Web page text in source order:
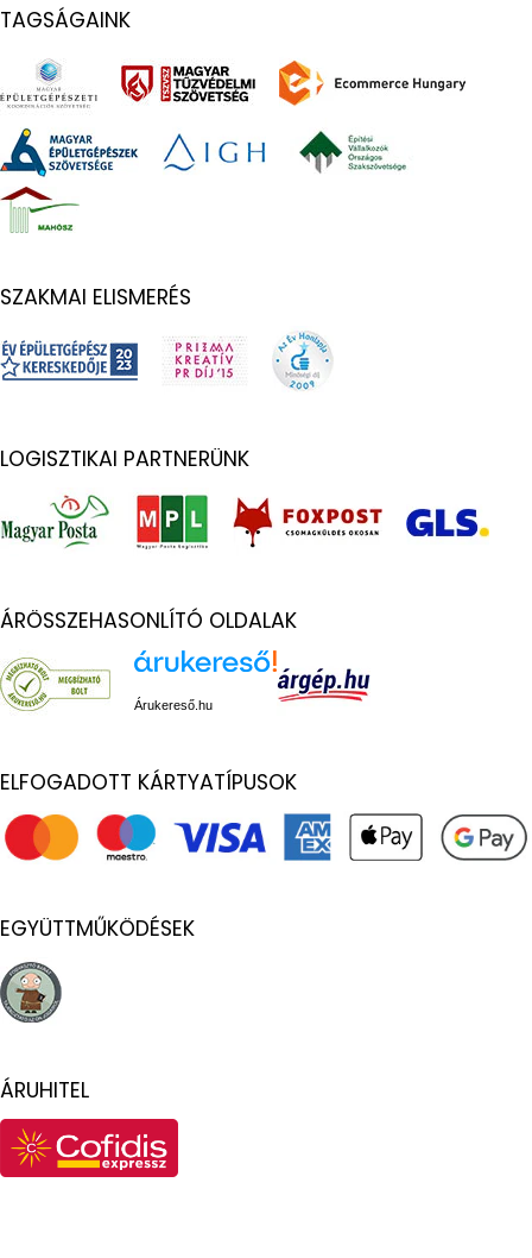
TAGSÁGAINK
SZAKMAI ELISMERÉS
LOGISZTIKAI PARTNERÜNK
ÁRÖSSZEHASONLÍTÓ OLDALAK
Árukereső.hu
ELFOGADOTT KÁRTYATÍPUSOK
EGYÜTTMŰKÖDÉSEK
ÁRUHITEL